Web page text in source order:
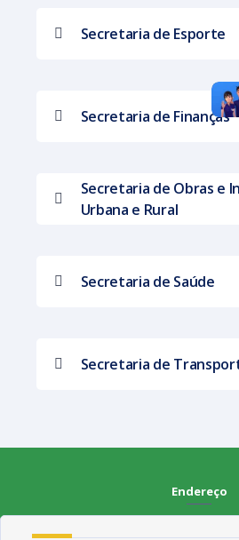
Secretaria de Esporte
Secretaria de Finanças
Secretaria de Obras e
Urbana e Rural
Secretaria de Saúde
Secretaria de
Endereço
Rua Francisca Claudino Fernandes, 01